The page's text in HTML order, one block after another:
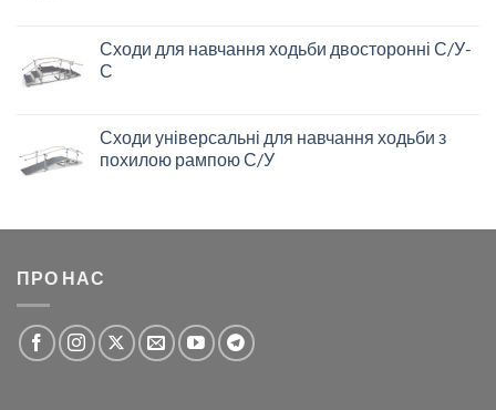
Сходи для навчання ходьби двосторонні С/У-
С
Сходи універсальні для навчання ходьби з
похилою рампою С/У
ПРО НАС